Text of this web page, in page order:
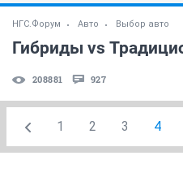
НГС.Форум Авто Выбор авто
Гибриды vs
208881 927
1 2 3 4